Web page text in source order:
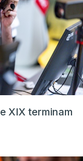
XIX terminam